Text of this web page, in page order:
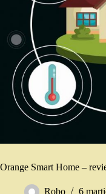
Orange Smart Home –
Robo
6